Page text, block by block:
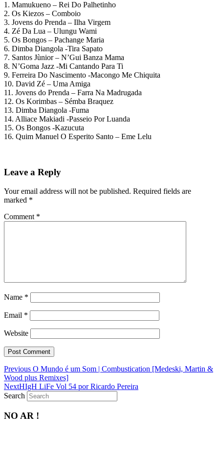
1. Mamukueno – Rei Do Palhetinho
2. Os Kiezos – Comboio
3. Jovens do Prenda – Ilha Virgem
4. Zé Da Lua – Ulungu Wami
5. Os Bongos – Pachange Maria
6. Dimba Diangola -Tira Sapato
7. Santos Jùnior – N’Gui Banza Mama
8. N’Goma Jazz -Mi Cantando Para Ti
9. Ferreira Do Nascimento -Macongo Me Chiquita
10. David Zé – Uma Amiga
11. Jovens do Prenda – Farra Na Madrugada
12. Os Korimbas – Sémba Braquez
13. Dimba Diangola -Fuma
14. Alliace Makiadi -Passeio Por Luanda
15. Os Bongos -Kazucuta
16. Quim Manuel O Esperito Santo – Eme Lelu
Leave a Reply
Your email address will not be published. Required fields are
marked *
Comment *
Name *
Email *
Website
PreviousPrevious
post:
O Mundo é um Som | Combustication [Medeski, Martin &
Wood plus Remixes]
NextNext
post:
HIgH LiFe Vol 54 por Ricardo Pereira
Search
NO AR !